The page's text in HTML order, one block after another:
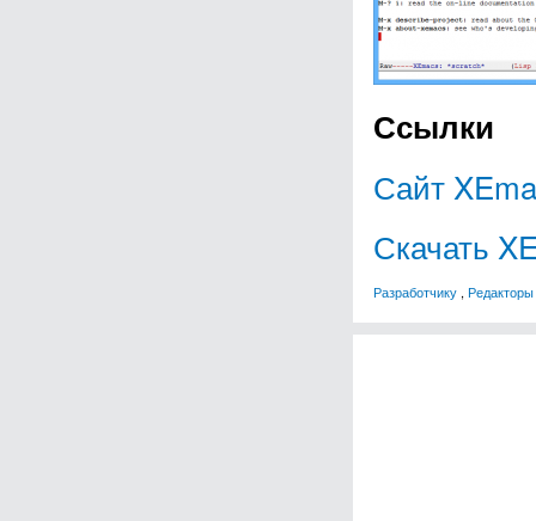
Ссылки
Сайт
Скачать
Разработчику , Редакторы